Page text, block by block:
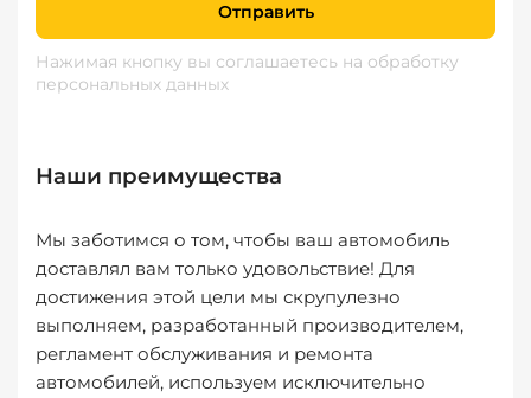
Отправить
Нажимая кнопку вы соглашаетесь на обработку
персональных данных
Наши преимущества
Мы заботимся о том, чтобы ваш автомобиль
доставлял вам только удовольствие! Для
достижения этой цели мы скрупулезно
выполняем, разработанный производителем,
регламент обслуживания и ремонта
автомобилей, используем исключительно